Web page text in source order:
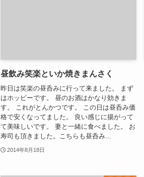
昼飲み笑楽といか焼きまんさく
昨日は笑楽の昼呑みに行って来ました。 まず
はホッピーです。 昼のお酒はかなり効きま
す。 これがとんかつです。 この日は昼呑み価
格で安くなってました。 良い感じに揚がって
て美味しいです。 妻と一緒に食べました。 お
寿司も頂きました。こちらも昼呑み...
2014年8月18日